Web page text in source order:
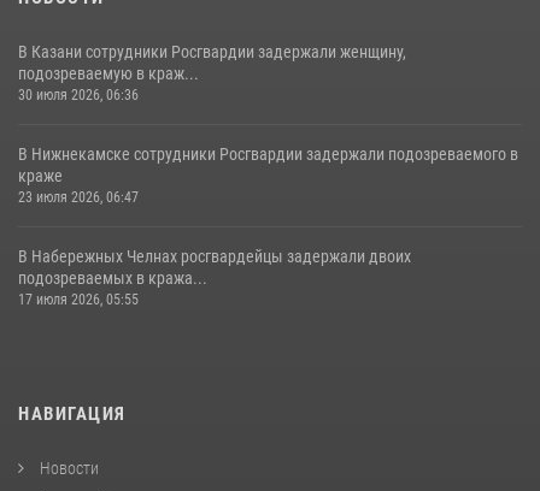
В Казани сотрудники Росгвардии задержали женщину,
подозреваемую в краж...
30 июля 2026, 06:36
В Нижнекамске сотрудники Росгвардии задержали подозреваемого в
краже
23 июля 2026, 06:47
В Набережных Челнах росгвардейцы задержали двоих
подозреваемых в кража...
17 июля 2026, 05:55
НАВИГАЦИЯ
Новости